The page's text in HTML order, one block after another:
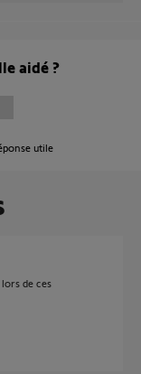
aidé ?
utile
de ces